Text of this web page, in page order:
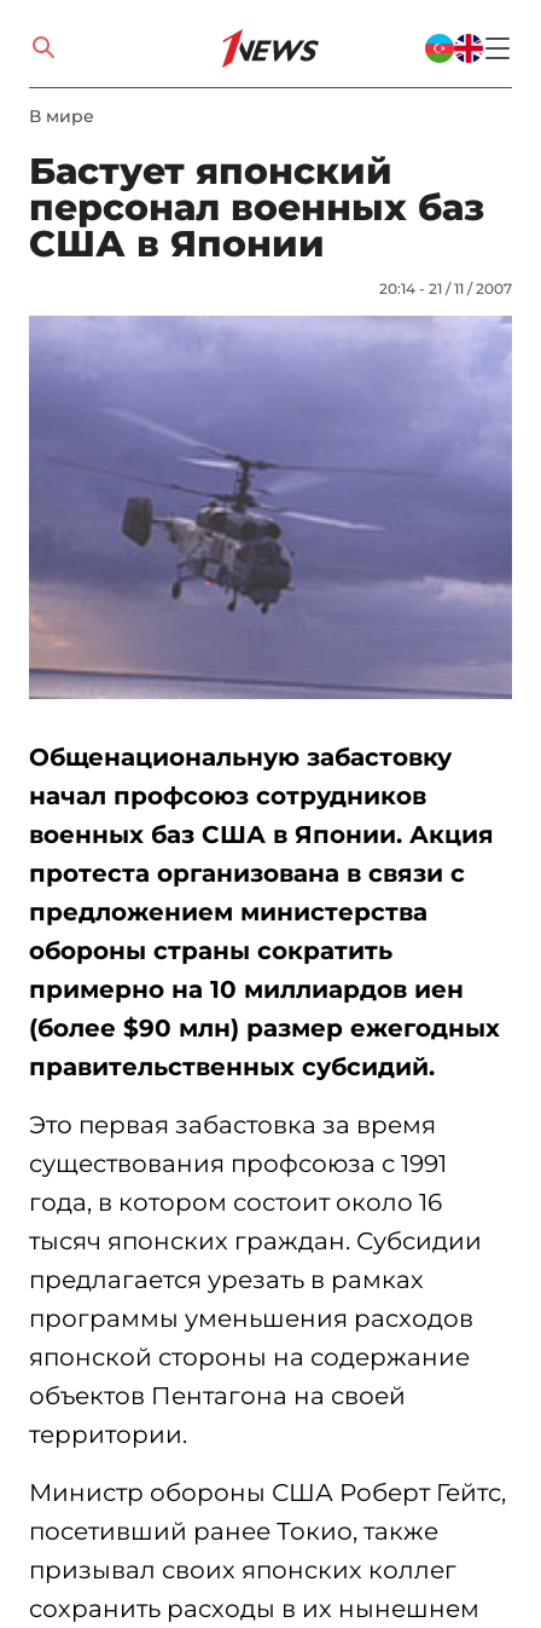
В мире
Бастует японский
персонал военных баз
США в Японии
20:14 - 21 / 11 / 2007
Общенациональную забастовку
начал профсоюз сотрудников
военных баз США в Японии. Акция
протеста организована в связи с
предложением министерства
обороны страны сократить
примерно на 10 миллиардов иен
(более $90 млн) размер ежегодных
правительственных субсидий.
Это первая забастовка за время
существования профсоюза с 1991
года, в котором состоит около 16
тысяч японских граждан. Субсидии
предлагается урезать в рамках
программы уменьшения расходов
японской стороны на содержание
объектов Пентагона на своей
территории.
Министр обороны США Роберт Гейтс,
посетивший ранее Токио, также
призывал своих японских коллег
сохранить расходы в их нынешнем